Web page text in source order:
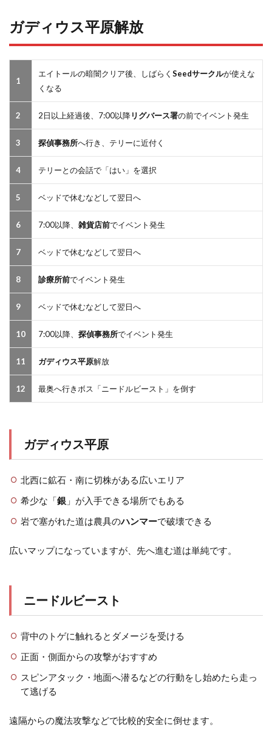
ガディウス平原解放
1
エイトールの暗闇クリア後、しばらく Seedサークルが使えな
くなる
2 2日以上経過後、7:00以降リグバース署の前でイベント発生
3 探偵事務所へ行き、テリーに近付く
4 テリーとの会話で「はい」を選択
5 ベッドで休むなどして翌日へ
6 7:00以降、 雑貨店前でイベント発生
7 ベッドで休むなどして翌日へ
8 診療所前でイベント発生
9 ベッドで休むなどして翌日へ
10 7:00以降、 探偵事務所でイベント発生
11 ガディウス平原解放
12 最奥へ行きボス「ニードルビースト」を倒す
ガディウス平原
北西に鉱石・南に切株がある広いエリア
希少な「銀 」が入手できる場所でもある
岩で塞がれた道は農具のハンマーで破壊できる
広いマップになっていますが、先へ進む道は単純です。
ニードルビースト
背中のトゲに触れるとダメージを受ける
正面・側面からの攻撃がおすすめ
スピンアタック・地面へ潜るなどの行動をし始めたら走っ
て逃げる
遠隔からの魔法攻撃などで比較的安全に倒せます。